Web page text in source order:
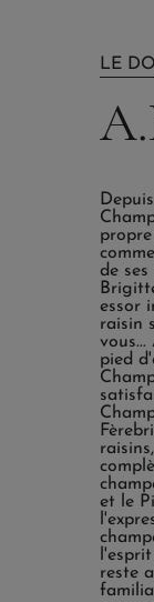
LE
de
essor
raisin
pied
et le
reste